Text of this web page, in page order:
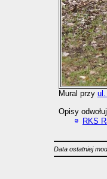
Mural przy
Opisy
RKS
Data ostatniej